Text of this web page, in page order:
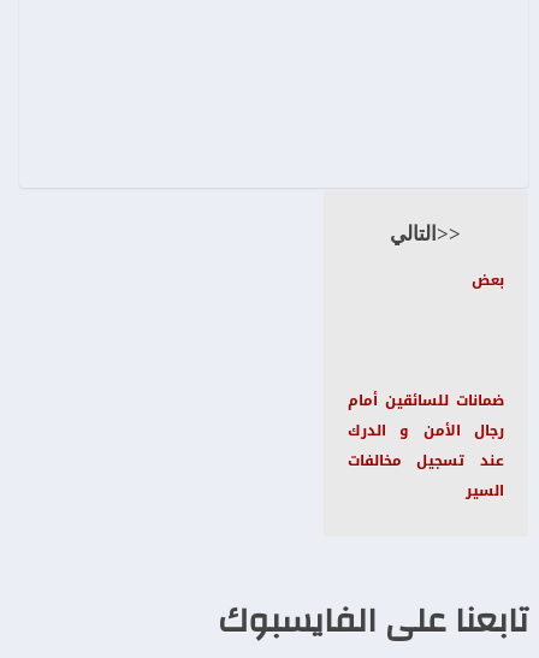
<<التالي
بعض
ضمانات للسائقين أمام
رجال الأمن و الدرك
عند تسجيل مخالفات
السير
تابعنا على الفايسبوك